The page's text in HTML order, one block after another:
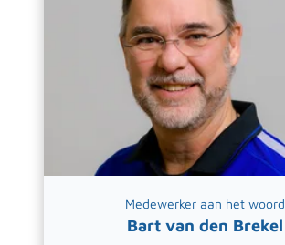
Medewerker aan het woord
Bart van den Brekel